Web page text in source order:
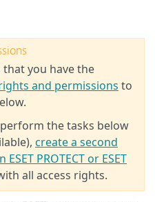
that you have the
and permissions to
the tasks below
create a second
PROTECT or ESET
all access rights.